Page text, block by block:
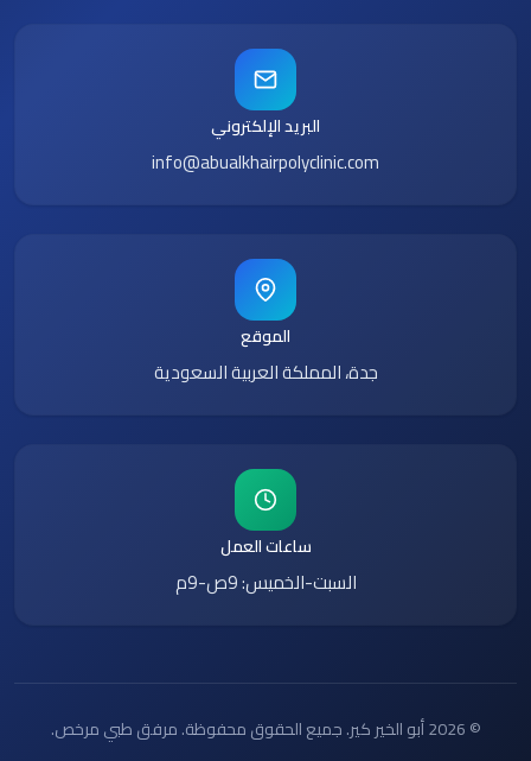
البريد الإلكتروني
info@abualkhairpolyclinic.com
الموقع
جدة، المملكة العربية السعودية
ساعات العمل
السبت-الخميس: 9ص-9م
© 2026 أبو الخير كير. جميع الحقوق محفوظة. مرفق طبي مرخص.